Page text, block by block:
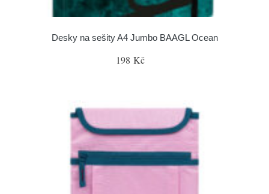
Desky na sešity A4 Jumbo BAAGL Ocean
198 Kč